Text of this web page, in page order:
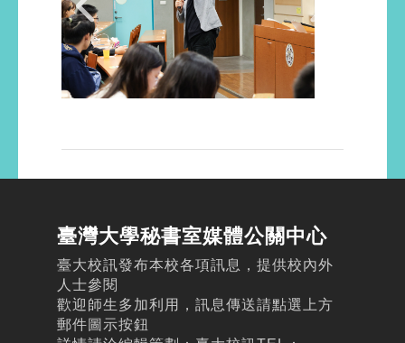
臺灣大學秘書室媒體公關中心
臺大校訊發布本校各項訊息，提供校內外
人士參閱
歡迎師生多加利用，訊息傳送請點選上方
郵件圖示按鈕